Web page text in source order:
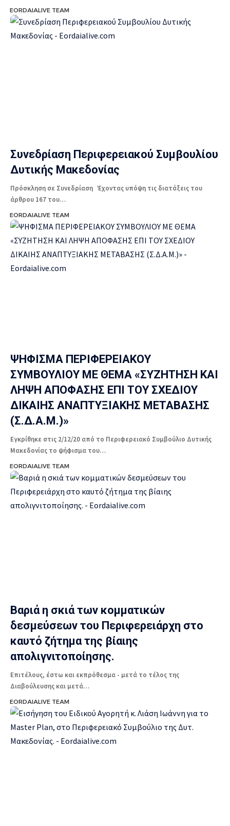
EORDAIALIVE TEAM
Συνεδρίαση Περιφερειακού Συμβουλίου
Δυτικής Μακεδονίας
Πρόσκληση σε Συνεδρίαση Έχοντας υπόψη τις διατάξεις του
άρθρου 167 του…
EORDAIALIVE TEAM
ΨΗΦΙΣΜΑ ΠΕΡΙΦΕΡΕΙΑΚΟΥ
ΣΥΜΒΟΥΛΙΟΥ ΜΕ ΘΕΜΑ «ΣΥΖΗΤΗΣΗ ΚΑΙ
ΛΗΨΗ ΑΠΟΦΑΣΗΣ ΕΠΙ ΤΟΥ ΣΧΕΔΙΟΥ
ΔΙΚΑΙΗΣ ΑΝΑΠΤΥΞΙΑΚΗΣ ΜΕΤΑΒΑΣΗΣ
(Σ.Δ.A.M.)»
Εγκρίθηκε στις 2/12/20 από το Περιφερειακό Συμβούλιο Δυτικής
Μακεδονίας το ψήφισμα του…
EORDAIALIVE TEAM
Βαριά η σκιά των κομματικών
δεσμεύσεων του Περιφερειάρχη στο
καυτό ζήτημα της βίαιης
απολιγνιτοποίησης.
Επιτέλους, έστω και εκπρόθεσμα - μετά το τέλος της
Διαβούλευσης και μετά…
EORDAIALIVE TEAM